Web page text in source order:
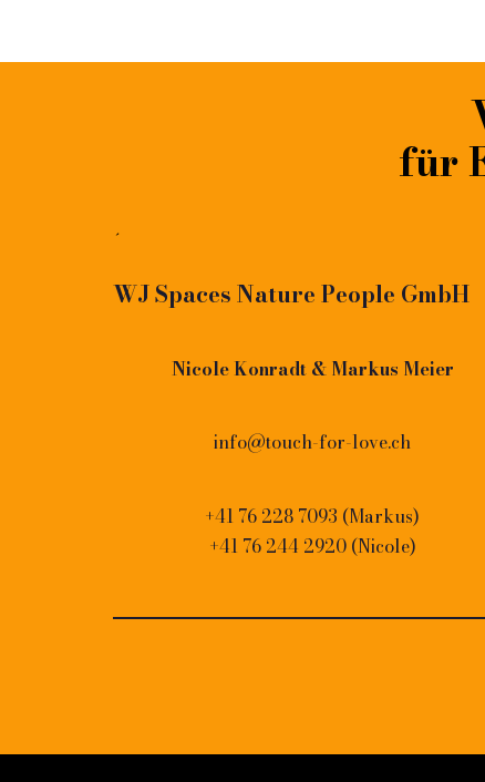
für
´
WJ Spaces Nature People GmbH
Nicole Konradt & Markus Meier
info@touch-for-love.ch
+41 76 228 7093 (Markus)
+41 76 244 2920 (Nicole)